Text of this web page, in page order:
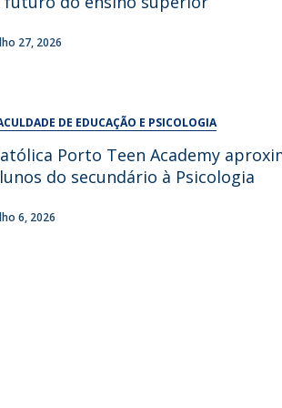
UDIP
Segurança e Emergência
27, 2026
DE EDUCAÇÃO E PSICOLOGIA
Porto Teen Academy
do secundário à Psicologia
6, 2026